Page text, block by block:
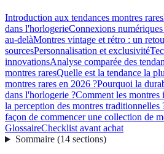
Introduction aux tendances montres rares
dans l'horlogerieConnexions
au-delàMontres vintage et rétro : un
sourcesPersonnalisation et exclusivité
innovationsAnalyse comparée des
montres raresQuelle est la tendance la
montres rares en 2026 ?Pourquoi la
dans l'horlogerie ?Comment les montres
la perception des montres traditionnelles
façon de commencer une collection de
GlossaireChecklist avant achat
Sommaire(14 sections)